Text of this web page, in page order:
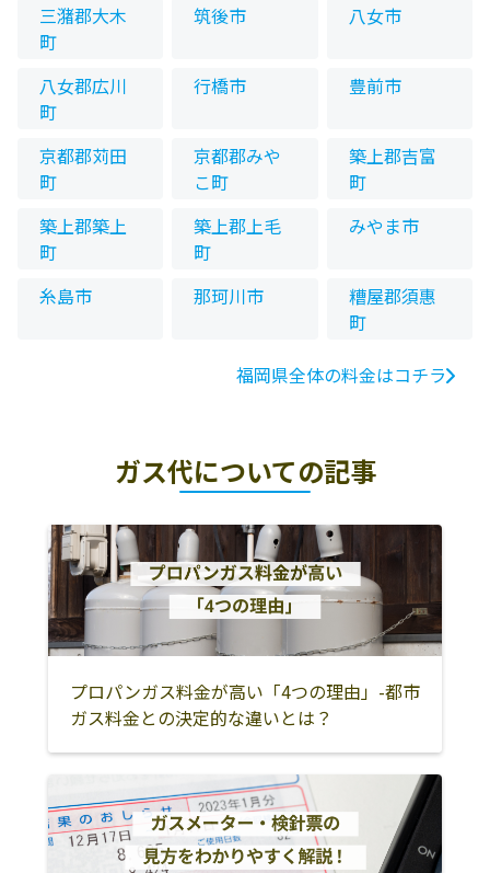
三潴郡大木
町
筑後市 八女市
八女郡広川
町
行橋市 豊前市
京都郡苅田
町
京都郡みや
こ町
築上郡吉富
町
築上郡築上
町
築上郡上毛
町
みやま市
糸島市 那珂川市
糟屋郡須惠
町
福岡県全体の料金はコチラ
ガス代についての記事
プロパンガス料金が高い「4つの理由」-都市
ガス料金との決定的な違いとは？